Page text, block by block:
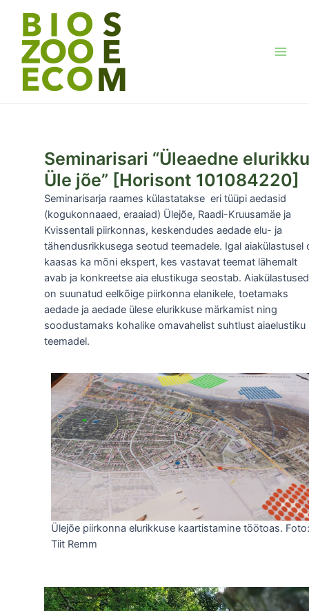
content
Seminarisari “Üleaedne
Üle jõe” [Horisont 101084220]
Seminarisarja raames külastatakse eri tüüpi aedasid
(kogukonnaaed, eraaiad) Ülejõe, Raadi-Kruusamäe ja
Kvissentali piirkonnas, keskendudes aedade elu- ja
tähendusrikkusega seotud teemadele. Igal aiakülastusel
kaasas ka mõni ekspert, kes vastavat teemat lähemalt
avab ja konkreetse aia elustikuga seostab. Aiakülastused
on suunatud eelkõige piirkonna elanikele, toetamaks
aedade ja aedade ülese elurikkuse märkamist ning
soodustamaks kohalike omavahelist suhtlust aiaelustiku
teemadel.
Ülejõe piirkonna elurikkuse kaartistamine töötoas. Foto:
Tiit Remm